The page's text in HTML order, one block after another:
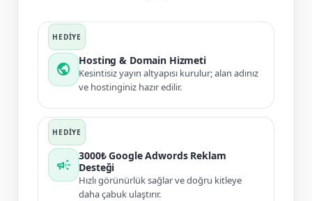
public
Hosting & Domain Hizmeti
Kesintisiz yayın altyapısı kurulur; alan adınız
ve hostinginiz hazır edilir.
campaign
3000₺ Google Adwords Reklam
Desteği
Hızlı görünürlük sağlar ve doğru kitleye
daha çabuk ulaştırır.